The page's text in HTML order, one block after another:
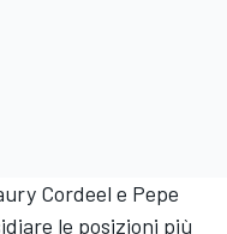
Cordeel e Pepe
le posizioni più